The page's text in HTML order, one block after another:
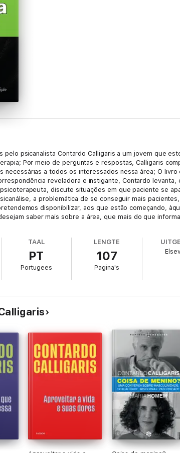
psicanalista Contardo Calligaris a um jovem que
Por meio de perguntas e respostas, Calligaris
necessárias a todos os interessados nessa área; O
reveladora e instigante, Contardo
discute situações em que paciente se
a problemática de se conseguir mais
disponibilizar, aos que estão começando,
saber mais sobre a área, que mais do que
TAAL
PT
Portugees
LENGTE
107
Pagina's